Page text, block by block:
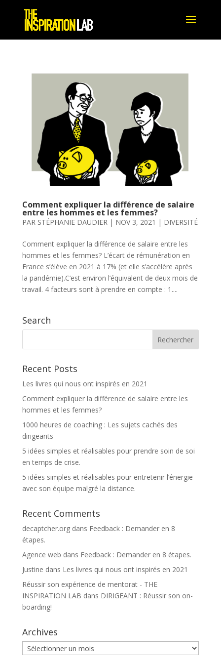
Comment expliquer la différence de salaire
entre les hommes et les femmes?
PAR STÉPHANIE DAUDIER| NOV 3, 2021 | DIVERSITÉ
Comment expliquer la différence de salaire entre les
hommes et les femmes? L’écart de rémunération en
France s’élève en 2021 à 17% (et elle s’accélère après
la pandémie).C’est environ l’équivalent de deux mois de
travail. 4 facteurs sont à prendre en compte : 1....
Search
Recent Posts
Les livres qui nous ont inspirés en 2021
Comment expliquer la différence de salaire entre les
hommes et les femmes?
1000 heures de coaching : Les sujets cachés des
dirigeants
5 idées simples et réalisables pour prendre soin de soi
en temps de crise.
5 idées simples et réalisables pour entretenir l’énergie
avec son équipe malgré la distance.
Recent Comments
decaptcher.orgdans Feedback : Demander en 8
étapes.
Agence web dans Feedback : Demander en 8 étapes.
Justine dans Les livres qui nous ont inspirés en 2021
Réussir son expérience de mentorat - THE
INSPIRATION LAB dans DIRIGEANT : Réussir son on-
boarding!
Archives
Archives